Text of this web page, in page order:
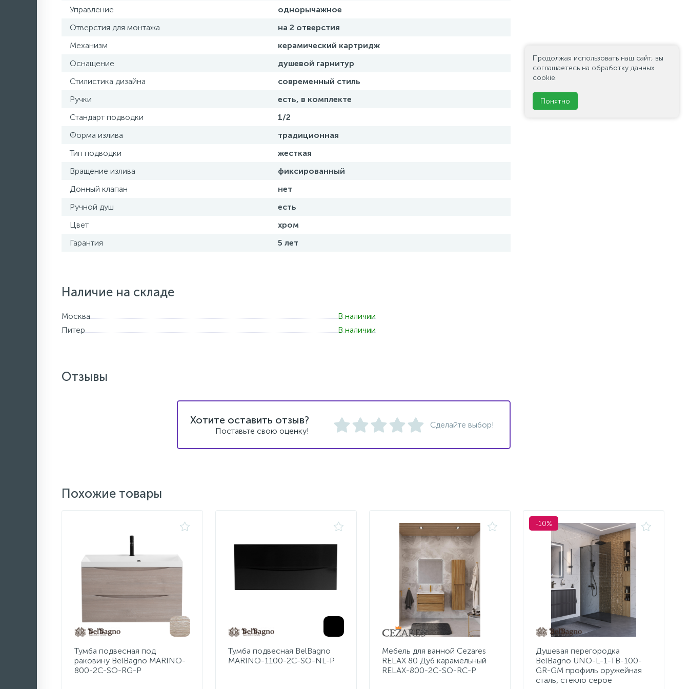
Управление
однорычажное
Отверстия для монтажа
на 2 отверстия
Механизм
керамический картридж
Оснащение
душевой гарнитур
Стилистика дизайна
современный стиль
Ручки
есть, в комплекте
Стандарт подводки
1/2
Форма излива
традиционная
Тип подводки
жесткая
Вращение излива
фиксированный
Донный клапан
нет
Ручной душ
есть
Цвет
хром
Гарантия
5 лет
Наличие на складе
Москва
В наличии
Питер
В наличии
Отзывы
Хотите оставить отзыв?
Поставьте свою оценку!
Сделайте выбор!
Похожие товары
Тумба подвесная под
раковину BelBagno MARINO-
800-2C-SO-RG-P
Тумба подвесная BelBagno
MARINO-1100-2C-SO-NL-P
Мебель для ванной Cezares
RELAX 80 Дуб карамельный
RELAX-800-2C-SO-RC-P
-10%
Душевая перегородка
BelBagno UNO-L-1-TB-100-
GR-GM профиль оружейная
сталь, стекло серое
Продолжая использовать наш сайт, вы
соглашаетесь на обработку данных
cookie.
Понятно